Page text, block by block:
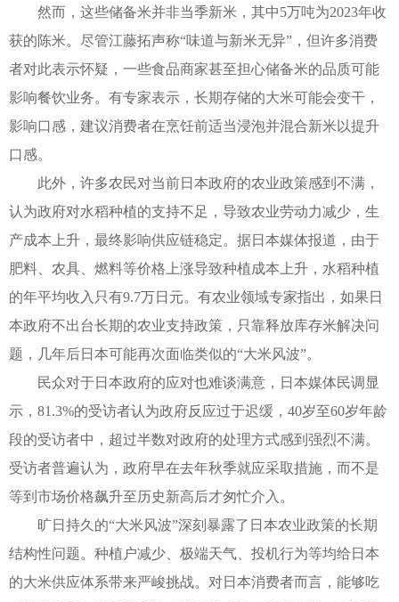
然而，这些储备米并非当季新米，其中5万吨为2023年收
获的陈米。尽管江藤拓声称“味道与新米无异”，但许多消费
者对此表示怀疑，一些食品商家甚至担心储备米的品质可能
影响餐饮业务。有专家表示，长期存储的大米可能会变干，
影响口感，建议消费者在烹饪前适当浸泡并混合新米以提升
口感。
此外，许多农民对当前日本政府的农业政策感到不满，
认为政府对水稻种植的支持不足，导致农业劳动力减少，生
产成本上升，最终影响供应链稳定。据日本媒体报道，由于
肥料、农具、燃料等价格上涨导致种植成本上升，水稻种植
的年平均收入只有9.7万日元。有农业领域专家指出，如果日
本政府不出台长期的农业支持政策，只靠释放库存米解决问
题，几年后日本可能再次面临类似的“大米风波”。
民众对于日本政府的应对也难谈满意，日本媒体民调显
示，81.3%的受访者认为政府反应过于迟缓，40岁至60岁年龄
段的受访者中，超过半数对政府的处理方式感到强烈不满。
受访者普遍认为，政府早在去年秋季就应采取措施，而不是
等到市场价格飙升至历史新高后才匆忙介入。
旷日持久的“大米风波”深刻暴露了日本农业政策的长期
结构性问题。种植户减少、极端天气、投机行为等均给日本
的大米供应体系带来严峻挑战。对日本消费者而言，能够吃